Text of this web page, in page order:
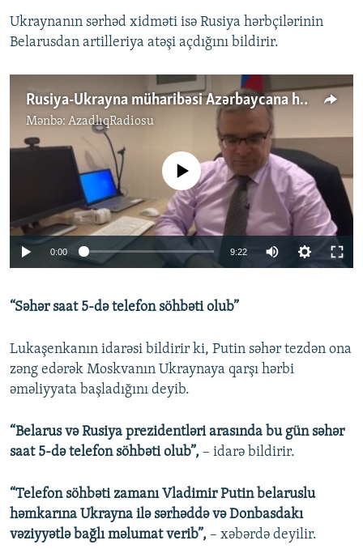
Ukraynanın sərhəd xidməti isə Rusiya hərbçilərinin
Belarusdan artilleriya atəşi açdığını bildirir.
Rusiya-Ukrayna müharibəsi Azərbaycana hansı risklər yaradır?
Mənbə: AzadlıqRadiosu
720p
No media source currently available
0:00 9:22
720p
“Səhər saat 5-də telefon söhbəti olub”
Lukaşenkanın idarəsi bildirir ki, Putin səhər tezdən ona
zəng edərək Moskvanın Ukraynaya qarşı hərbi
əməliyyata başladığını deyib.
“Belarus və Rusiya prezidentləri arasında bu gün səhər
saat 5-də telefon söhbəti olub”, – idarə bildirir.
“Telefon söhbəti zamanı Vladimir Putin belaruslu
həmkarına Ukrayna ilə sərhəddə və Donbasdakı
vəziyyətlə bağlı məlumat verib”, – xəbərdə deyilir.